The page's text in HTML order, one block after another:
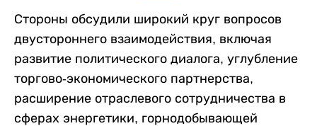
Стороны обсудили широкий круг вопросов
двустороннего взаимодействия, включая
развитие политического диалога, углубление
торгово-экономического партнерства,
расширение отраслевого сотрудничества в
сферах энергетики, горнодобывающей